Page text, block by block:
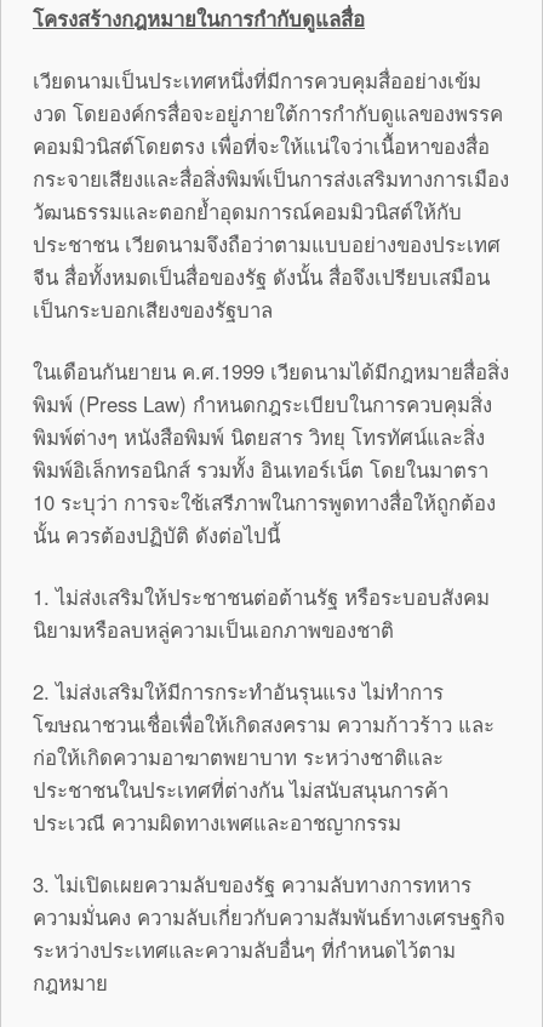
โครงสร้างกฎหมายในการกำกับดูแลสื่อ
เวียดนามเป็นประเทศหนึ่งที่มีการควบคุมสื่ออย่างเข้ม
งวด โดยองค์กรสื่อจะอยู่ภายใต้การกำกับดูแลของพรรค
คอมมิวนิสต์โดยตรง เพื่อที่จะให้แน่ใจว่าเนื้อหาของสื่อ
กระจายเสียงและสื่อสิ่งพิมพ์เป็นการส่งเสริมทางการเมือง
วัฒนธรรมและตอกย้ำอุดมการณ์คอมมิวนิสต์ให้กับ
ประชาชน เวียดนามจึงถือว่าตามแบบอย่างของประเทศ
จีน สื่อทั้งหมดเป็นสื่อของรัฐ ดังนั้น สื่อจึงเปรียบเสมือน
เป็นกระบอกเสียงของรัฐบาล
ในเดือนกันยายน ค.ศ.1999 เวียดนามได้มีกฎหมายสื่อสิ่ง
พิมพ์ (Press Law) กำหนดกฎระเบียบในการควบคุมสิ่ง
พิมพ์ต่างๆ หนังสือพิมพ์ นิตยสาร วิทยุ โทรทัศน์และสิ่ง
พิมพ์อิเล็กทรอนิกส์ รวมทั้ง อินเทอร์เน็ต โดยในมาตรา
10 ระบุว่า การจะใช้เสรีภาพในการพูดทางสื่อให้ถูกต้อง
นั้น ควรต้องปฏิบัติ ดังต่อไปนี้
1. ไม่ส่งเสริมให้ประชาชนต่อต้านรัฐ หรือระบอบสังคม
นิยามหรือลบหลู่ความเป็นเอกภาพของชาติ
2. ไม่ส่งเสริมให้มีการกระทำอันรุนแรง ไม่ทำการ
โฆษณาชวนเชื่อเพื่อให้เกิดสงคราม ความก้าวร้าว และ
ก่อให้เกิดความอาฆาตพยาบาท ระหว่างชาติและ
ประชาชนในประเทศที่ต่างกัน ไม่สนับสนุนการค้า
ประเวณี ความผิดทางเพศและอาชญากรรม
3. ไม่เปิดเผยความลับของรัฐ ความลับทางการทหาร
ความมั่นคง ความลับเกี่ยวกับความสัมพันธ์ทางเศรษฐกิจ
ระหว่างประเทศและความลับอื่นๆ ที่กำหนดไว้ตาม
กฎหมาย